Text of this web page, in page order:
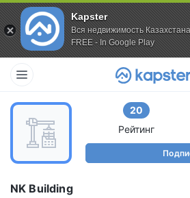
Kapster
Вся недвижимость Казахстана
FREE - In Google Play
20
Рейтинг
NK Building